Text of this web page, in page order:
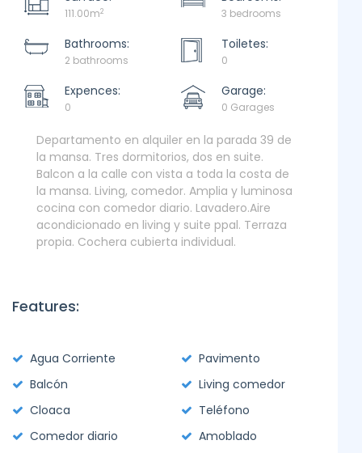
111.00m2 3 bedrooms
Bathrooms:
2 bathrooms
Toiletes:
0
Expences:
0
Garage:
0 Garages
Departamento en alquiler en la parada 39 de
la mansa. Tres dormitorios, dos en suite.
Balcon a la calle con vista a toda la costa de
la mansa. Living, comedor. Amplia y luminosa
cocina con comedor diario. Lavadero.Aire
acondicionado en living y suite ppal. Terraza
propia. Cochera cubierta individual.
Features:
Agua Corriente
Pavimento
Balcón
Living comedor
Cloaca
Teléfono
Comedor diario
Amoblado